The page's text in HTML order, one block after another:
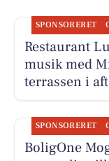
SPONSORERET
Restaurant
musik med
terrassen i
SPONSORERET
BoligOne